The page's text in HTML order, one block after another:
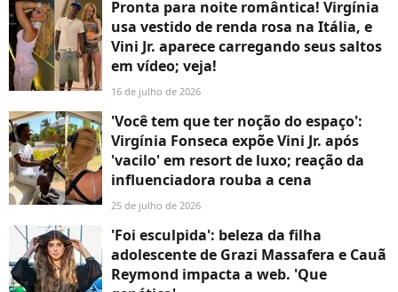
Pronta para noite romântica! Virgínia
usa vestido de renda rosa na Itália, e
Vini Jr. aparece carregando seus saltos
em vídeo; veja!
16 de julho de 2026
'Você tem que ter noção do espaço':
Virgínia Fonseca expõe Vini Jr. após
'vacilo' em resort de luxo; reação da
influenciadora rouba a cena
25 de julho de 2026
'Foi esculpida': beleza da filha
adolescente de Grazi Massafera e Cauã
Reymond impacta a web. 'Que